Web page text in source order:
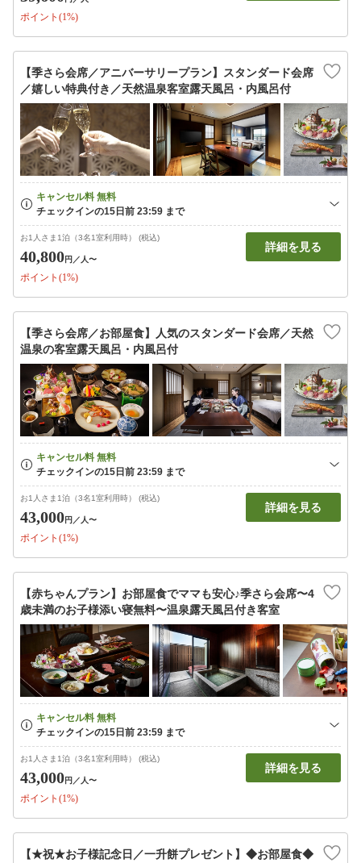
ポイント(1%)
【季さら会席／アニバーサリープラン】スタンダード会席
／嬉しい特典付き／天然温泉客室露天風呂・内風呂付
お1人さま1泊（3名1室利用時） (税込)
40,800円 ／人〜
ポイント(1%)
詳細を見る
【季さら会席／お部屋食】人気のスタンダード会席／天然
温泉の客室露天風呂・内風呂付
お1人さま1泊（3名1室利用時） (税込)
43,000円 ／人〜
ポイント(1%)
詳細を見る
【赤ちゃんプラン】お部屋食でママも安心♪季さら会席〜4
歳未満のお子様添い寝無料〜温泉露天風呂付き客室
お1人さま1泊（3名1室利用時） (税込)
43,000円 ／人〜
ポイント(1%)
詳細を見る
【★祝★お子様記念日／一升餅プレゼント】◆お部屋食◆